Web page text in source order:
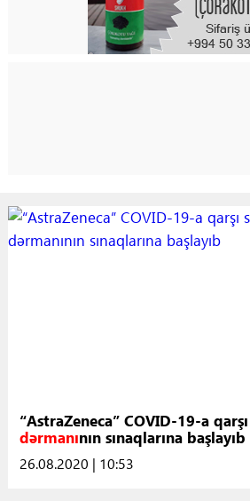
“AstraZeneca” COVID-19-a qarşı
dərmanının sınaqlarına başlayıb
26.08.2020 | 10:53